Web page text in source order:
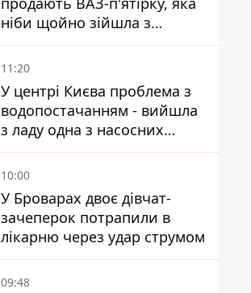
ніби щойно зійшла з
конвейєра
11:20
У центрі Києва проблема з
водопостачанням - вийшла
з ладу одна з насосних
станцій
10:00
У Броварах двоє дівчат-
зачеперок потрапили в
лікарню через удар струмом
09:48